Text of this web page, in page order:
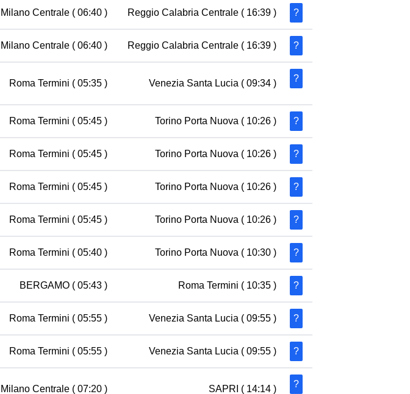
Milano Centrale ( 06:40 ) Reggio Calabria Centrale ( 16:39 ) ?
Milano Centrale ( 06:40 ) Reggio Calabria Centrale ( 16:39 ) ?
Roma Termini ( 05:35 ) Venezia Santa Lucia ( 09:34 ) ?
Roma Termini ( 05:45 ) Torino Porta Nuova ( 10:26 ) ?
Roma Termini ( 05:45 ) Torino Porta Nuova ( 10:26 ) ?
Roma Termini ( 05:45 ) Torino Porta Nuova ( 10:26 ) ?
Roma Termini ( 05:45 ) Torino Porta Nuova ( 10:26 ) ?
Roma Termini ( 05:40 ) Torino Porta Nuova ( 10:30 ) ?
BERGAMO ( 05:43 ) Roma Termini ( 10:35 ) ?
Roma Termini ( 05:55 ) Venezia Santa Lucia ( 09:55 ) ?
Roma Termini ( 05:55 ) Venezia Santa Lucia ( 09:55 ) ?
Milano Centrale ( 07:20 ) SAPRI ( 14:14 ) ?